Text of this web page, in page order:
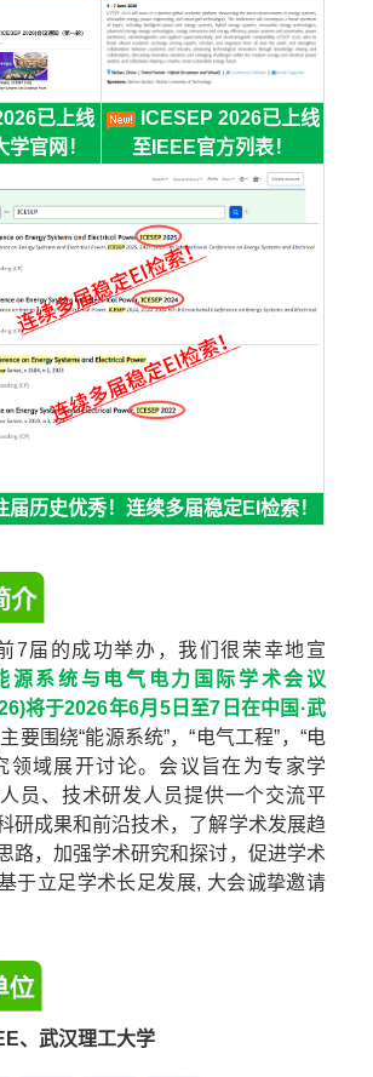
已上线
官网！
ICESEP 2026已上线
至IEEE官方列表！
届历史优秀！连续多届稳定EI检索！
7届的成功举办，我们很荣幸地宣
源系统与电气电力国际学术会议
将于2026年6月5日至7日在中国·武
要围绕“能源系统”，“电气工程”，“电
领域展开讨论。会议旨在为专家学
员、技术研发人员提供一个交流平
研成果和前沿技术，了解学术发展趋
路，加强学术研究和探讨，促进学术
于立足学术长足发展, 大会诚挚邀请
、武汉理工大学